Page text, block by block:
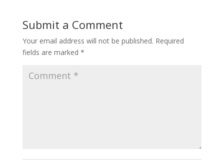
Submit a Comment
Your email address will not be published. Required
fields are marked *